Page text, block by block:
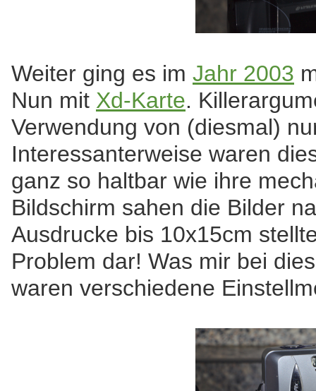
Weiter ging es im Jahr 2003
Nun mit Xd-Karte.
Verwendung von (diesmal)
Interessanterweise waren
ganz so haltbar wie ihre
Bildschirm sahen die Bilder
Ausdrucke bis 10x15cm
Problem dar! Was mir bei
waren verschiedene